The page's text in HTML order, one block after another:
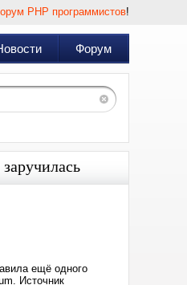
PHP программистов!
Форум
ещё одного
Источник